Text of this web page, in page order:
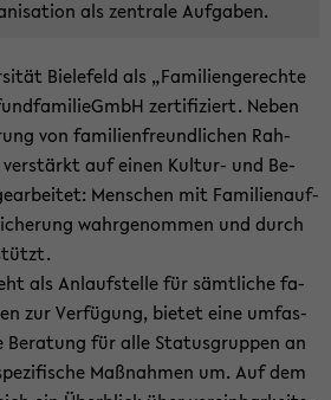
als zen­tra­le Auf­ga­ben.
Bie­le­feld als „Fa­mi­li­en­ge­rech­te
zer­ti­fi­ziert. Neben
von fa­mi­li­en­freund­li­chen Rah­
auf einen Kultur-​ und Be­
Men­schen mit Fa­mi­li­en­auf­
wahr­ge­nom­men und durch
als An­lauf­stel­le für sämt­li­che fa­
zur Ver­fü­gung, bie­tet eine um­fas­
Be­ra­tung für alle Sta­tus­grup­pen an
Maß­nah­men um. Auf dem